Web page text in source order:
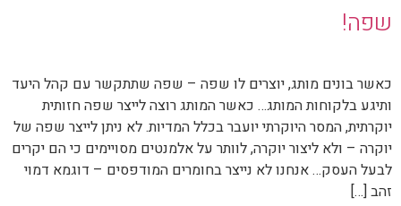
שפה!
כאשר בונים מותג, יוצרים לו שפה – שפה שתתקשר עם קהל היעד
ותיגע בלקוחות המותג… כאשר המותג רוצה לייצר שפה חזותית
יוקרתית, המסר היוקרתי יועבר בכלל המדיות. לא ניתן לייצר שפה של
יוקרה – ולא ליצור יוקרה, לוותר על אלמנטים מסויימים כי הם יקרים
לבעל העסק… אנחנו לא נייצר בחומרים המודפסים – דוגמא דמוי
זהב […]